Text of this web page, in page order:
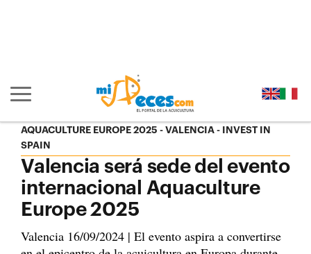
Mostrar/ocultar navegación principal
AQUACULTURE EUROPE 2025 - VALENCIA
INVEST IN
SPAIN
Valencia será sede del evento
internacional Aquaculture
Europe 2025
Valencia 16/09/2024 | El evento aspira a convertirse